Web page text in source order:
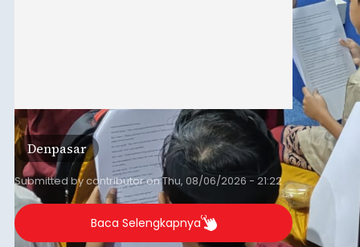
Denpasar
Submitted bycontributoronThu, 08/06/2026 - 21:22
Baca Selengkapnya